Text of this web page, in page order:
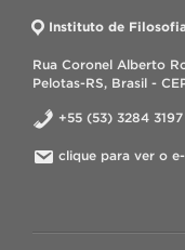
Instituto de
Rua Coronel Alberto
Pelotas-RS, Brasil -
+55 (53) 3284 3197
clique para ver o